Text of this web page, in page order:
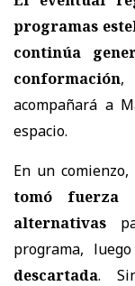
programas
continúa
conformación,
acompañará a
espacio.
En un comienzo,
tomó fuerza
alternativas
programa,
descartada.